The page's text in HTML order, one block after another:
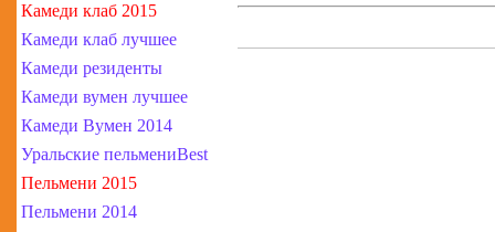
Камеди клаб 2015
Камеди клаб лучшее
Камеди резиденты
Камеди вумен лучшее
Камеди Вумен 2014
Уральские пельмениBest
Пельмени 2015
Пельмени 2014